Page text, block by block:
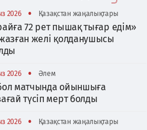
2026 • Қазақстан жаңалықтары
72 рет пышақ тығар едім»
желі қолданушысы
2026 • Әлем
матчында ойыншыға
түсіп мерт болды
2026 • Қазақстан жаңалықтары